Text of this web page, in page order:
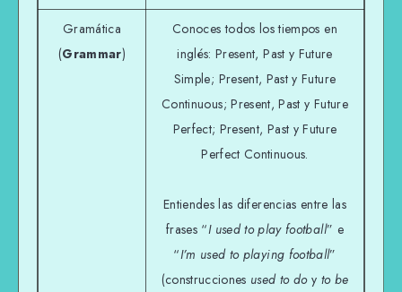
Gramática
(Grammar)
Conoces todos los tiempos en
inglés: Present, Past y Future
Simple; Present, Past y Future
Continuous; Present, Past y Future
Perfect; Present, Past y Future
Perfect Continuous.
Entiendes las diferencias entre las
frases “I used to play football” e
“I’m used to playing football”
(construcciones used to doy to be